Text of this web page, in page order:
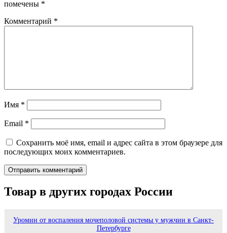
помечены *
Комментарий *
Имя *
Email *
Сохранить моё имя, email и адрес сайта в этом браузере для
последующих моих комментариев.
Товар в других городах России
Уромин от воспаления мочеполовой системы у мужчин в Санкт-
Петербурге